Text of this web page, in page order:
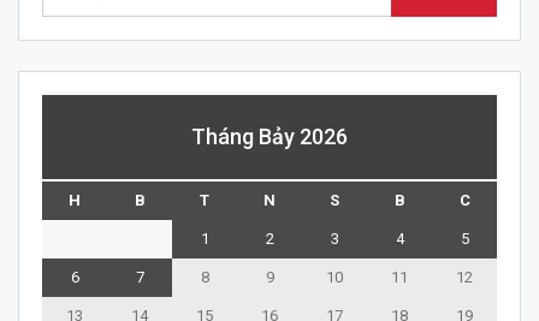
Tháng Bảy 2026
H B T N S B C
1 2 3 4 5
6 7 8 9 10 11 12
13 14 15 16 17 18 19